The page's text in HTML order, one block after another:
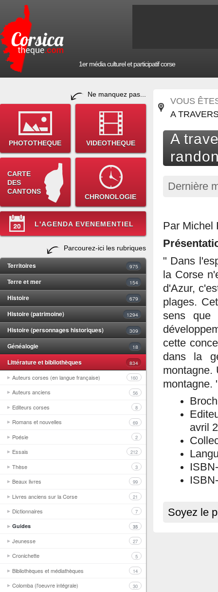
1er média culturel et participatif corse
Ne manquez pas...
PHOTOTHEQUE VIDEOTHEQUE
CARTE
DES
CANTONS
CHRONOLOGIE
L'AGENDA EVENEMENTIEL
Parcourez-ici les rubriques
Territoires 975
Terre et mer 154
Histoire 679
Histoire (patrimoine) 1294
Histoire (personnages historiques) 309
Généalogie 18
Littérature et bibliothèques 834
Auteurs corses (en langue française) 160
Auteurs anciens 56
Editeurs corses 8
Romans et nouvelles 69
Poésie 2
Essais 212
Thèse 3
Beaux livres 99
Livres anciens sur la Corse 21
Dictionnaires 7
Guides 35
Jeunesse 27
Cronichette 5
Bibliothèques et médiathèques 14
Colomba (l'oeuvre intégrale) 30
VOUS
A
A
Dernière
Par Michel
" Dans
la Corse
d'Azur,
plages.
sens que
cette
dans la
montagne.
montagne.
avril
Soyez le